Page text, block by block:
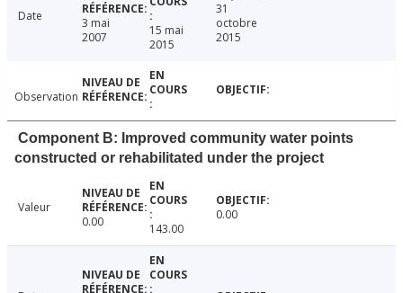
Date
3 mai
2007
15 mai
2015
31
octobre
2015
Observation
Component B: Improved community water points
constructed or rehabilitated under the project
Valeur
0.00
143.00
0.00